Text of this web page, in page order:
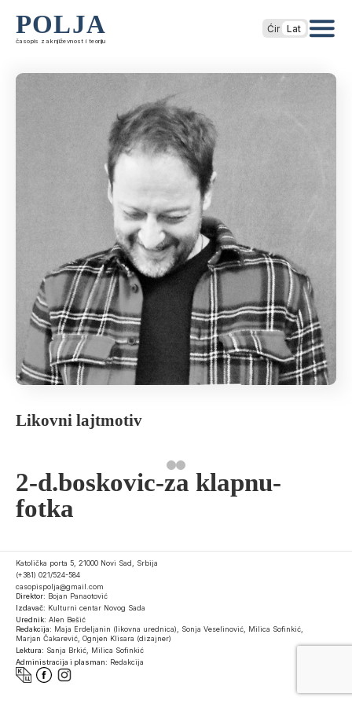
POLJA
časopis za književnost i teoriju
Ćir Lat
Likovni lajtmotiv
2-d.boskovic-za klapnu-
fotka
Katolička porta 5, 21000 Novi Sad, Srbija
(+381) 021/524-584
casopispolja@gmail.com
Direktor: Bojan Panaotović
Izdavač: Kulturni centar Novog Sada
Urednik: Alen Bešić
Redakcija: Maja Erdeljanin (likovna urednica), Sonja Veselinović, Milica Sofinkić,
Marjan Čakarević, Ognjen Klisara (dizajner)
Lektura: Sanja Brkić, Milica Sofinkić
Administracija i plasman: Redakcija